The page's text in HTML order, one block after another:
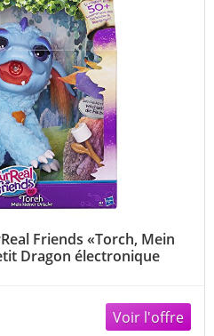
Friends «Torch, Mein
Dragon électronique